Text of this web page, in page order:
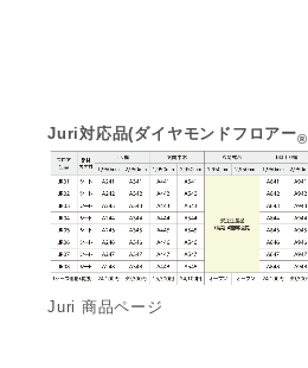
Juri対応品(ダイヤモンドフロアー®
Juri 商品ページ